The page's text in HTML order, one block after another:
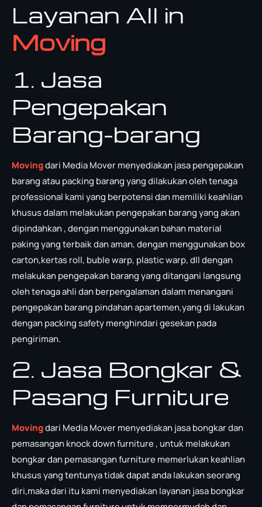
Layanan All in
Moving
1. Jasa
Pengepakan
Barang-barang
Movingdari Media Mover menyediakan jasa pengepakan
barang atau packing barang yang dilakukan oleh tenaga
professional kami yang berpotensi dan memiliki keahlian
khusus dalam melakukan pengepakan barang yang akan
dipindahkan , dengan menggunakan bahan material
paking yang terbaik dan aman, dengan menggunakan box
carton,kertas roll, buble warp, plastic warp, dll dengan
melakukan pengepakan barang yang ditangani langsung
oleh tenaga ahli dan berpengalaman dalam menangani
pengepakan barang pindahan apartemen,yang di lakukan
dengan packing safety menghindari gesekan pada
pengiriman.
2. Jasa Bongkar &
Pasang Furniture
Movingdari Media Mover menyediakan jasa bongkar dan
pemasangan knock down furniture , untuk melakukan
bongkar dan pemasangan furniture memerlukan keahlian
khusus yang tentunya tidak dapat anda lakukan seorang
diri,maka dari itu kami menyediakan layanan jasa bongkar